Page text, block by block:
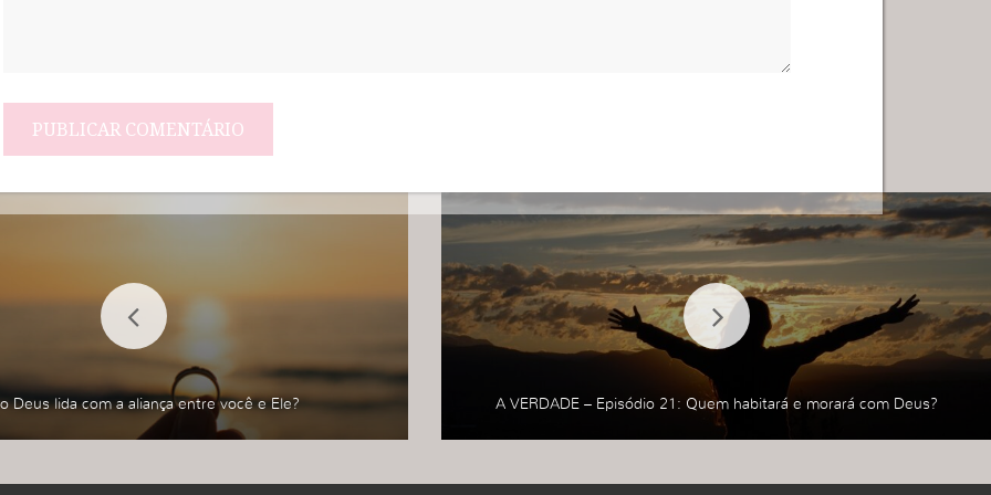
Deus lida com a aliança entre você e Ele? A VERDADE – Episódio 21: Quem habitará e morará com Deus?